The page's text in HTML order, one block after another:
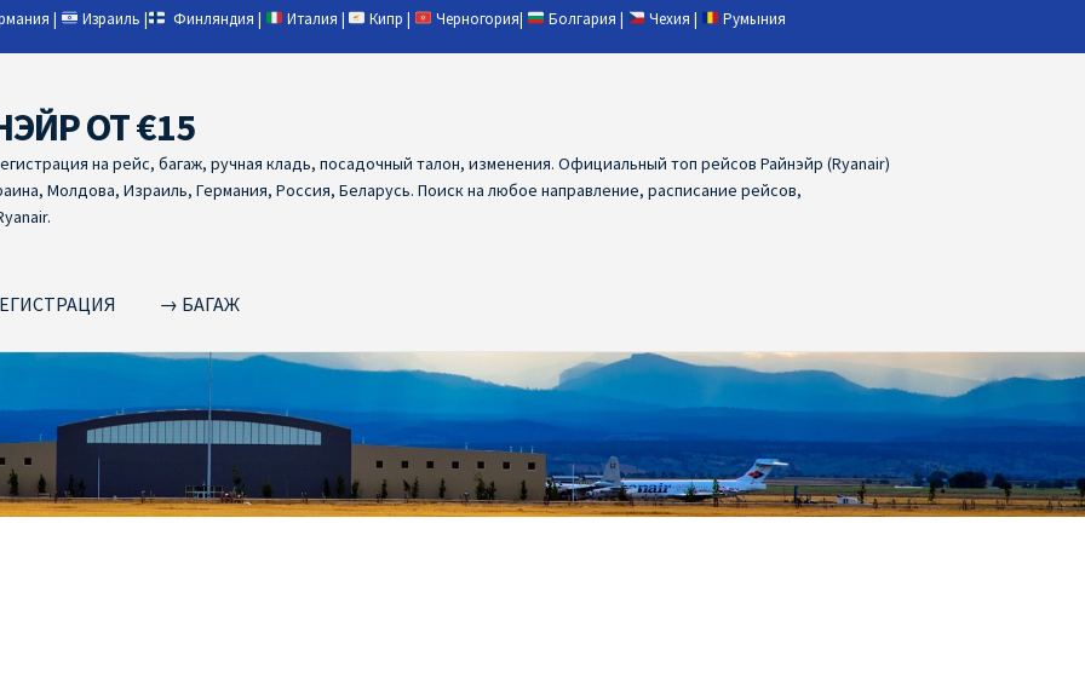
| Израиль | Финляндия | Италия | Кипр | Черногория| Болгария | Чехия | Румыния
ОТ €15
на рейс, багаж, ручная кладь, посадочный талон, изменения. Официальный топ рейсов Райнэйр (Ryanair)
Молдова, Израиль, Германия, Россия, Беларусь. Поиск на любое направление, расписание рейсов,
→ БАГАЖ
Ryanair ГерманияRyanair ГрецияRyanair дешевые авиабилеты
из ВаршавыRyanair из Вильнюса Ryanair из КаунасаRyanair из ЛаппеенрантыRyanair из Лондона
ИЗ ТАЛЛИНАRyanair из ТампереRYANAIR ИЗ ЧЕХИИ | ПРАГА, ОСТРАВА, ПАРДУБИЦЕ, БРНО